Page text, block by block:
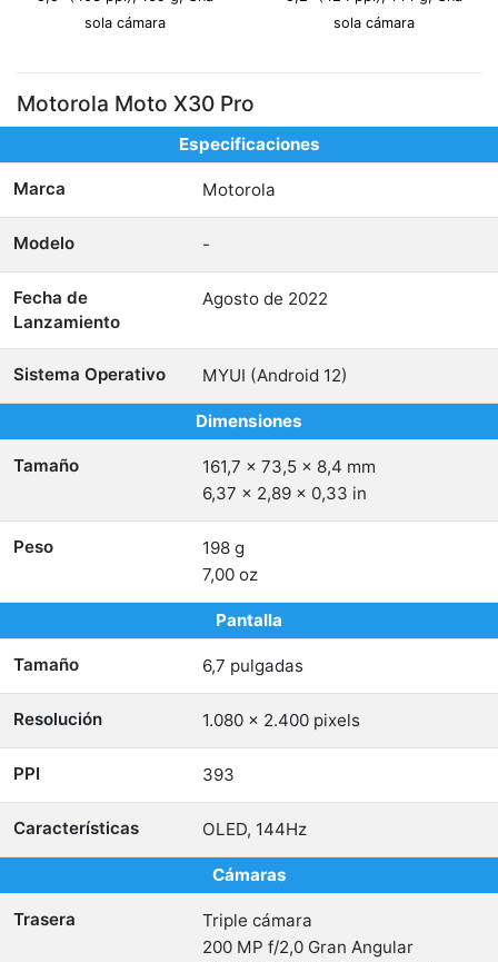
sola cámara
sola cámara
Motorola Moto X30 Pro
Especificaciones
Marca Motorola
Modelo -
Fecha de
Lanzamiento
Agosto de 2022
Sistema Operativo MYUI (Android 12)
Dimensiones
Tamaño
161,7 x 73,5 x 8,4 mm
6,37 x 2,89 x 0,33 in
Peso
198 g
7,00 oz
Pantalla
Tamaño 6,7 pulgadas
Resolución 1.080 x 2.400 pixels
PPI 393
Características OLED, 144Hz
Cámaras
Trasera
Triple cámara
200 MP f/2,0 Gran Angular